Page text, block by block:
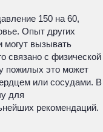
150 на 60,
Опыт других
могут вызывать
связано с физической
пожилых это может
или сосудами. В
для
рекомендаций.